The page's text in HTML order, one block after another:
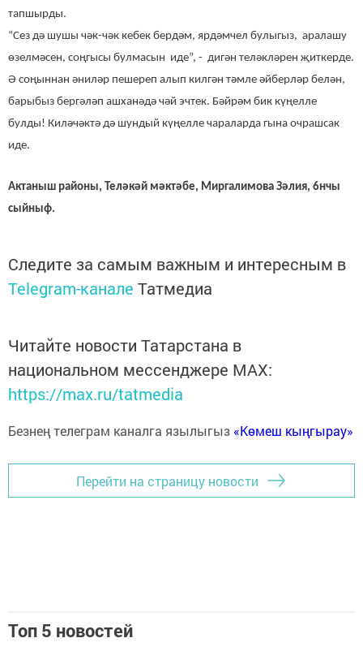
тапшырды.
“Сез дә шушы чәк-чәк кебек бердәм, ярдәмчел булыгыз, аралашу
өзелмәсен, соңгысы булмасын иде”, - дигән теләкләрен җиткерде.
Ә соңыннан әниләр пешереп алып килгән тәмле әйберләр белән,
барыбыз бергәләп ашханәдә чәй эчтек. Бәйрәм бик күңелле
булды! Киләчәктә дә шундый күңелле чараларда гына очрашсак
иде.
Актаныш районы, Теләкәй мәктәбе, Миргалимова Зәлия, 6нчы
сыйныф.
Следите за самым важным и интересным в
Telegram-канале Татмедиа
Читайте новости Татарстана в
национальном мессенджере MАХ:
https://max.ru/tatmedia
Безнең телеграм каналга язылыгыз «Көмеш кыңгырау»
Перейти на страницу новости
Топ 5 новостей